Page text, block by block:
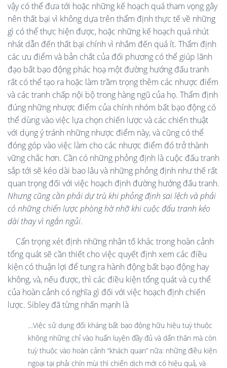
vậy có thể đưa tới hoặc những kế hoạch quá tham vọng gây
nên thất bại vì không dựa trên thẩm định thực tế về những
gì có thể thực hiện được, hoặc những kế hoạch quá nhút
nhát dẫn đến thất bại chính vì nhắm đến quá ít. Thẩm định
các ưu điểm và bản chất của đối phương có thể giúp lãnh
đạo bất bạo động phác hoạ một đường hướng đấu tranh
rất có thể tạo ra hoặc làm trầm trọng thêm các nhược điểm
và các tranh chấp nội bộ trong hàng ngũ của họ. Thẩm định
đúng những nhược điểm của chính nhóm bất bạo động có
thể dùng vào việc lựa chọn chiến lược và các chiến thuật
với dụng ý tránh những nhược điểm này, và cũng có thể
đóng góp vào việc làm cho các nhược điểm đó trở thành
vững chắc hơn. Cần có những phỏng định là cuộc đấu tranh
sắp tới sẽ kéo dài bao lâu và những phỏng định như thế rất
quan trọng đối với việc hoạch định đường hướng đấu tranh.
Nhưng cũng cần phải dự trù khi phỏng định sai lệch và phải
có những chiến lược phòng hờ nhỡ khi cuộc đấu tranh kéo
dài thay vì ngắn ngủi.
Cẩn trọng xét định những nhân tố khác trong hoàn cảnh
tổng quát sẽ cần thiết cho việc quyết định xem các điều
kiện có thuận lợi để tung ra hành động bất bạo động hay
không, và, nếu được, thì các điều kiện tổng quát và cụ thể
của hoàn cảnh có nghĩa gì đối với việc hoạch định chiến
lược. Sibley đã từng nhấn mạnh là
…Việc sử dụng đối kháng bất bạo động hữu hiệu tuỳ thuộc
không những chỉ vào huấn luyện đầy đủ và dấn thân mà còn
tuỳ thuộc vào hoàn cảnh “khách quan” nữa: những điều kiện
ngoại tại phải chín mùi thì chiến dịch mới có hiệu quả, và